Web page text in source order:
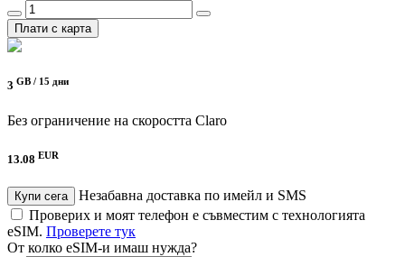
Плати с карта
3 GB / 15 дни
Без ограничение на скоростта Claro
13.08 EUR
Купи сега
Незабавна доставка по имейл и SMS
Проверих и моят телефон е съвместим с технологията
eSIM. Проверете тук
От колко eSIM-и имаш нужда?